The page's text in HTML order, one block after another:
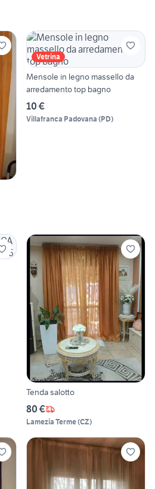
Vetrina
Mensole in legno massello da
arredamento top bagno
10 €
Villafranca Padovana (PD)
Tenda salotto
80 €
Lamezia Terme(CZ)